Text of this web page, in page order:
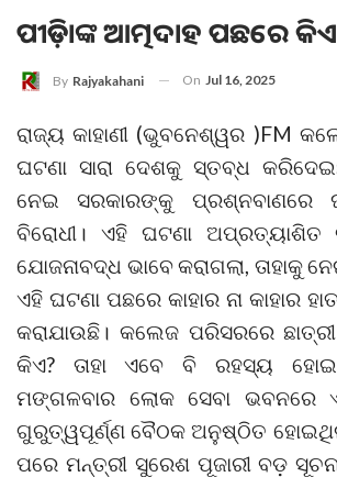
ପୀଡ଼ିତାଙ୍କ ଆତ୍ମଦାହ ପଛରେ
By Rajyakahani On Jul 16, 2025
ରାଜ୍ୟ କାହାଣୀ (ଭୁବନେଶ୍ୱର )FM
ଘଟଣା ସାରା ଦେଶକୁ ସ୍ତବ୍ଧ
ନେଇ ସରକାରଙ୍କୁ ପ୍ରଶ୍ନବାଣରେ
ବିରୋଧୀ। ଏହି ଘଟଣା ଅପ୍ରତ୍ୟାଶିତ
ଯୋଜନାବଦ୍ଧ ଭାବେ କରାଗଲା, ତାହାକୁ
ଏହି ଘଟଣା ପଛରେ କାହାର ନା କାହାର
କରାଯାଉଛି। କଲେଜ ପରିସରରେ
କିଏ? ତାହା ଏବେ ବି ରହସ୍ୟ
ମଙ୍ଗଳବାର ଲୋକ ସେବା ଭବନରେ
ଗୁରୁତ୍ୱପୂର୍ଣ୍ଣ ବୈଠକ ଅନୁଷ୍ଠିତ
ପରେ ମନ୍ତ୍ରୀ ସୁରେଶ ପୂଜାରୀ ବଡ଼